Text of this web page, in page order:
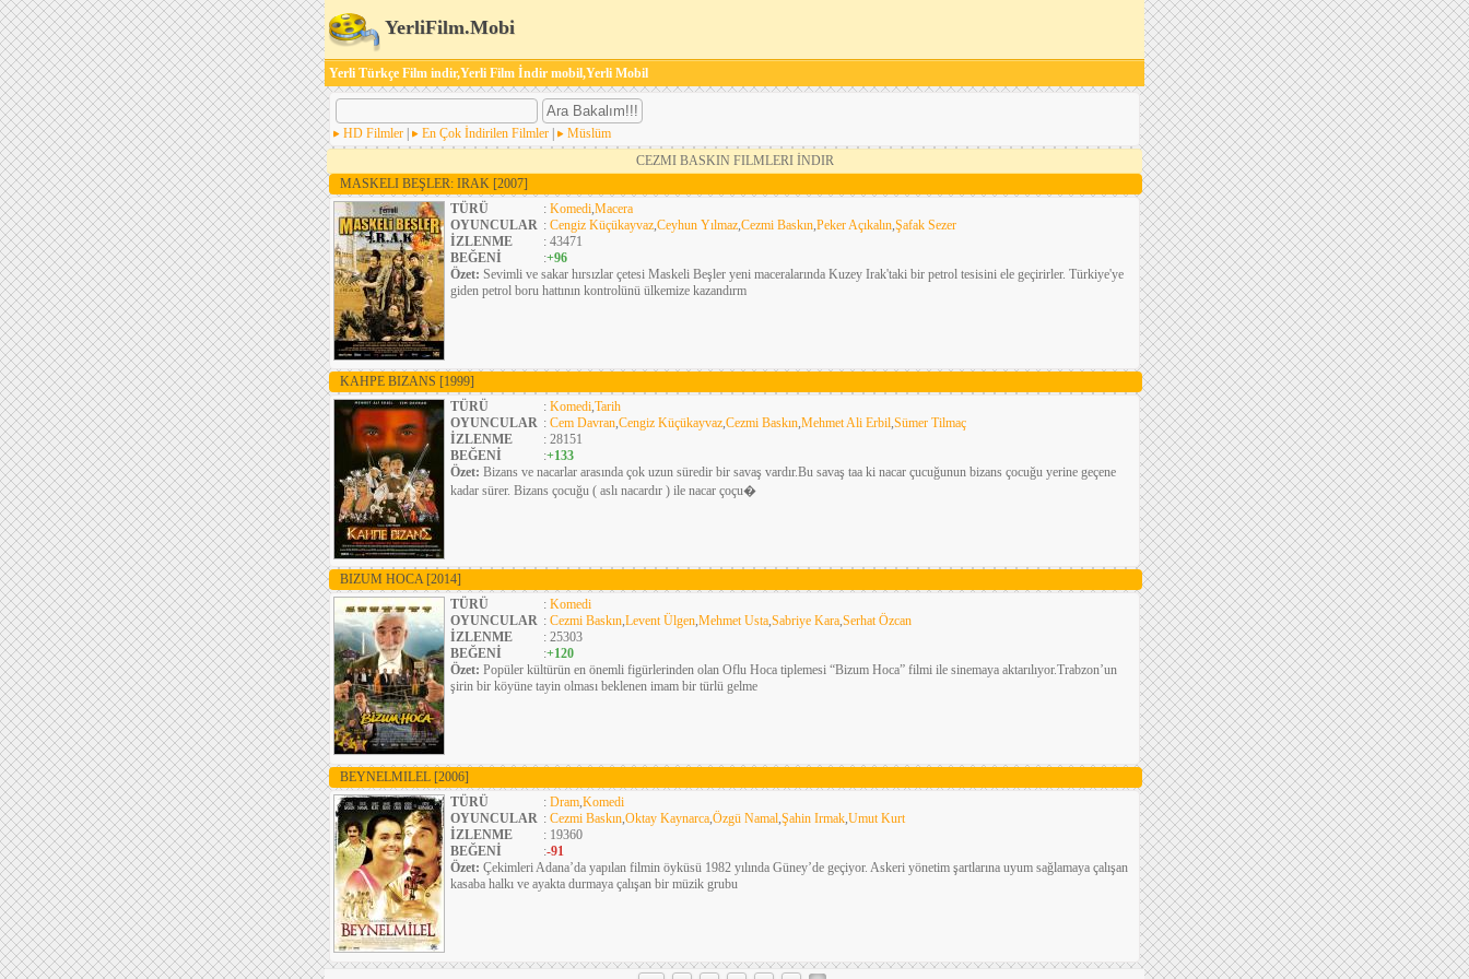
YerliFilm.Mobi
Yerli Türkçe Film indir,Yerli Film İndir mobil,Yerli Mobil
HD Filmler En Çok İndirilen Filmler
Müslüm
CEZMI BASKIN FILMLERI İNDIR
MASKELI BEŞLER: IRAK [2007]
TÜRÜ
: Komedi,Macera
OYUNCULAR : Cengiz Küçükayvaz,Ceyhun Yılmaz,Cezmi Baskın,Peker Açıkalın,Şafak Sezer
İZLENME
: 43471
BEĞENİ
:+96
Özet: Sevimli ve sakar hırsızlar çetesi Maskeli Beşler yeni maceralarında Kuzey Irak'taki bir petrol tesisini ele geçirirler. Türkiye'ye
giden petrol boru hattının kontrolünü ülkemize kazandırm
KAHPE BIZANS [1999]
TÜRÜ
: Komedi,Tarih
OYUNCULAR : Cem Davran,Cengiz Küçükayvaz,Cezmi Baskın,Mehmet Ali Erbil,Sümer Tilmaç
İZLENME
: 28151
BEĞENİ
:+133
Özet: Bizans ve nacarlar arasında çok uzun süredir bir savaş vardır.Bu savaş taa ki nacar çucuğunun bizans çocuğu yerine geçene
kadar sürer. Bizans çocuğu ( aslı nacardır ) ile nacar çoçu�
BIZUM HOCA [2014]
TÜRÜ
: Komedi
OYUNCULAR : Cezmi Baskın,Levent Ülgen,Mehmet Usta,Sabriye Kara,Serhat Özcan
İZLENME
: 25303
BEĞENİ
:+120
Özet: Popüler kültürün en önemli figürlerinden olan Oflu Hoca tiplemesi “Bizum Hoca” filmi ile sinemaya aktarılıyor.Trabzon’un
şirin bir köyüne tayin olması beklenen imam bir türlü gelme
BEYNELMILEL [2006]
TÜRÜ
: Dram,Komedi
OYUNCULAR : Cezmi Baskın,Oktay Kaynarca,Özgü Namal,Şahin Irmak,Umut Kurt
İZLENME
: 19360
BEĞENİ
:-91
Özet: Çekimleri Adana’da yapılan filmin öyküsü 1982 yılında Güney’de geçiyor. Askeri yönetim şartlarına uyum sağlamaya çalışan
kasaba halkı ve ayakta durmaya çalışan bir müzik grubu